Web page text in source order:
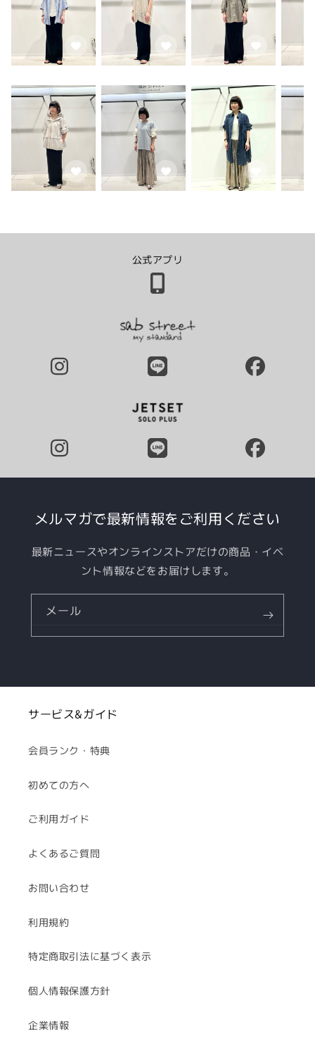
公式アプリ
メルマガで最新情報をご利用ください
最新ニュースやオンラインストアだけの商品・イベ
ント情報などをお届けします。
メール
サービス&ガイド
会員ランク・特典
初めての方へ
ご利用ガイド
よくあるご質問
お問い合わせ
利用規約
特定商取引法に基づく表示
個人情報保護方針
企業情報